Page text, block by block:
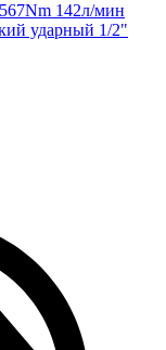
142л/мин
ударный 1/2"